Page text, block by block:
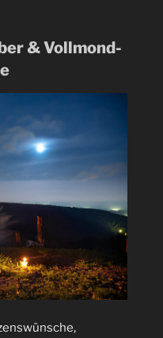
& Vollmond-